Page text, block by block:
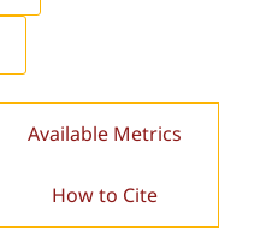
Available Metrics
How to Cite